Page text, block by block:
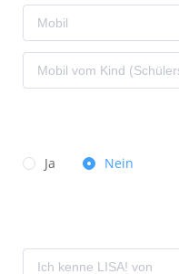
Ja Nein